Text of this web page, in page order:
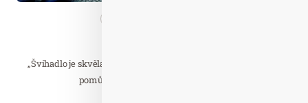
„Švihadlo je skvělá, a bohužel trochu pozapomenutá, cvičební
pomůcka, která výborně poslouží k…